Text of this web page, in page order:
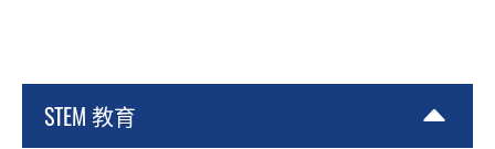
STEM 教育